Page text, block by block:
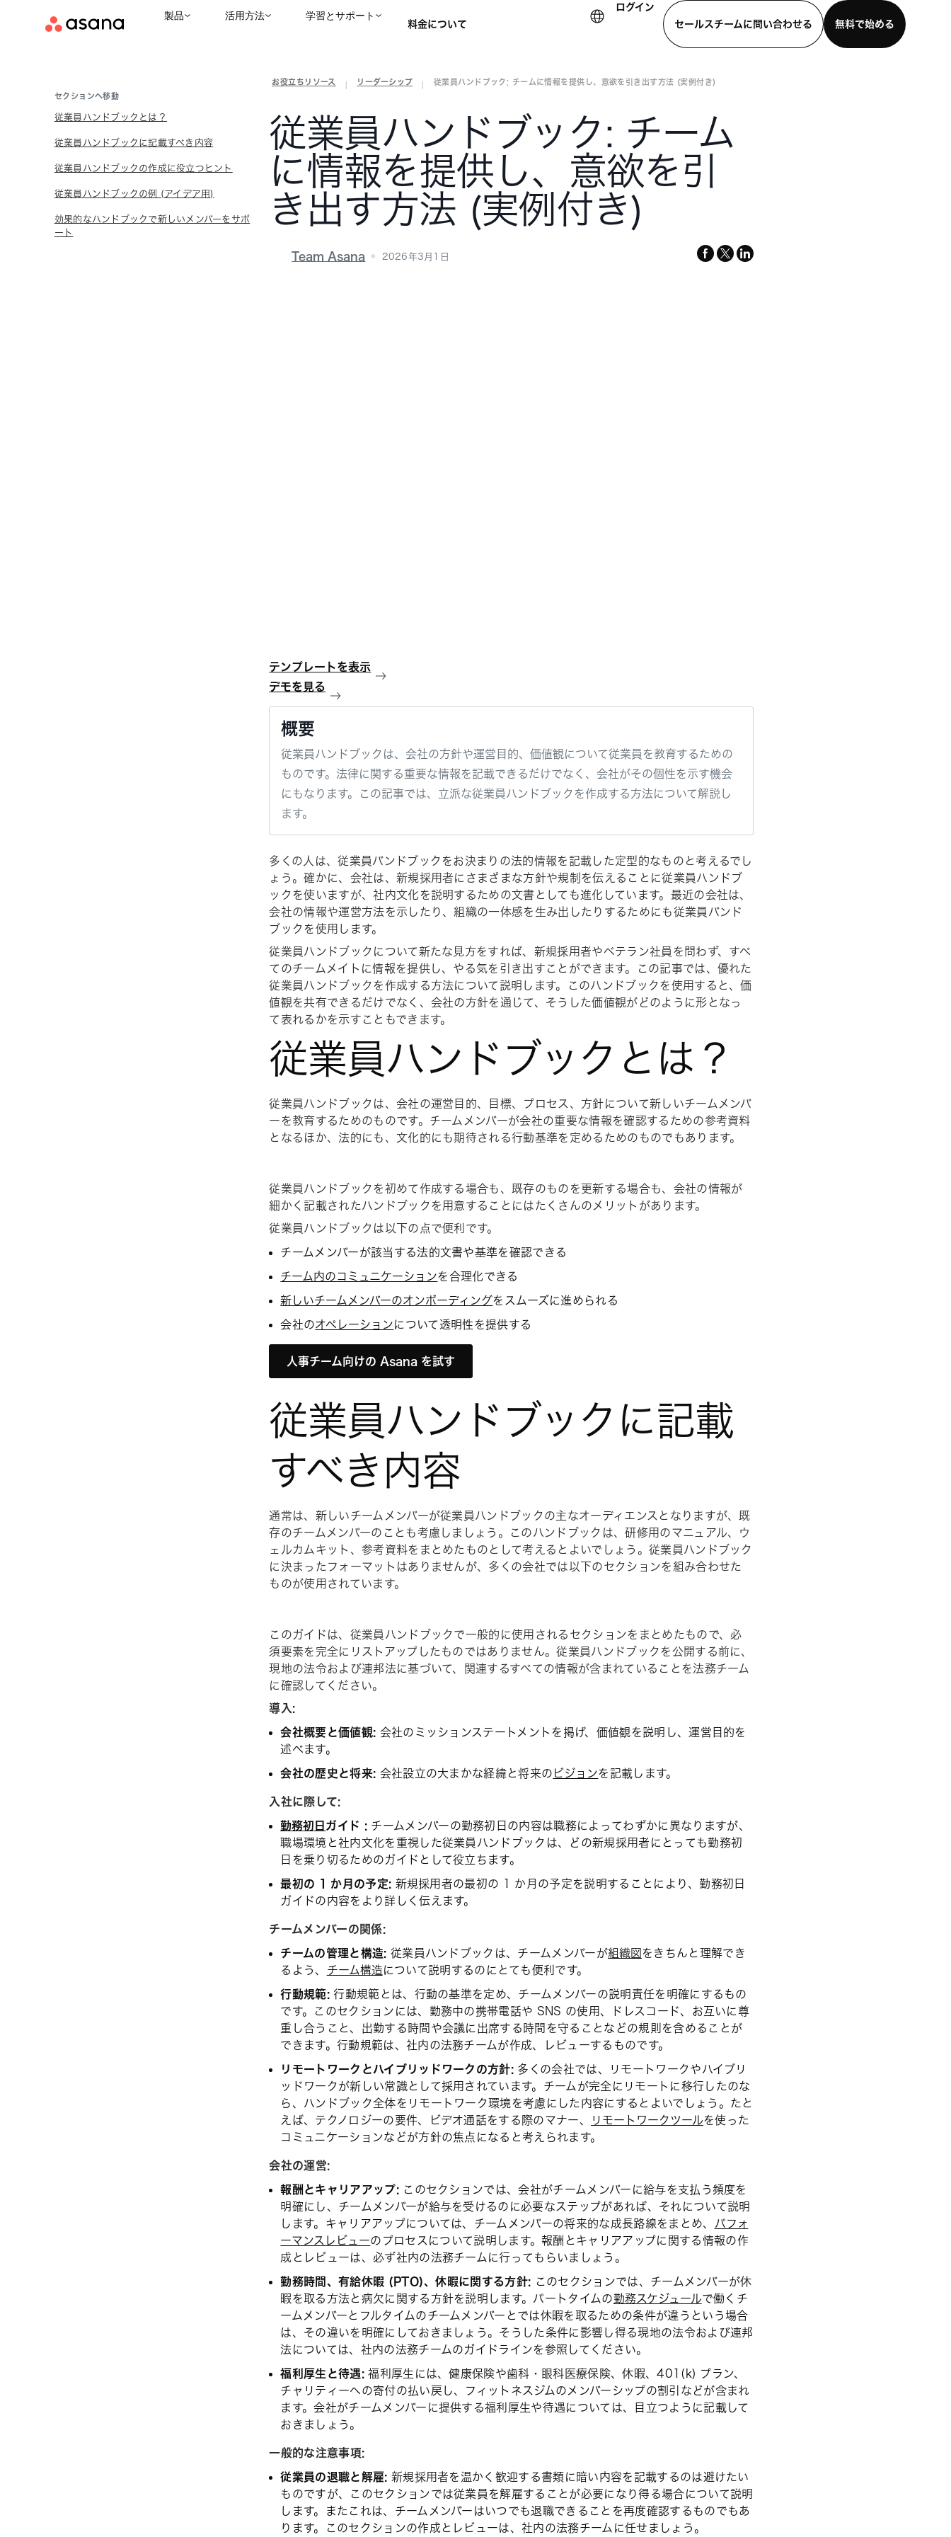
製品 活用方法 学習とサポート
料金について
ログイン
セールスチームに問い合わせる
無料で始める
セールスチームに問い合わせる デモを見る
お役立ちリソース リーダーシップ 従業員ハンドブック: チームに情報を提供し、意欲を引き出す方法 (実例付き)
従業員ハンドブック: チーム
に情報を提供し、意欲を引
き出す方法 (実例付き)
Team Asana 2026年3月1日 facebook
x-
linkedin
セクションへ移動
従業員ハンドブックとは？
従業員ハンドブックに記載すべき内容
従業員ハンドブックの作成に役立つヒント
従業員ハンドブックの例 (アイデア用)
効果的なハンドブックで新しいメンバーをサポ
ート
テンプレートを表示
デモを見る
概要
従業員ハンドブックは、会社の方針や運営目的、価値観について従業員を教育するための
ものです。法律に関する重要な情報を記載できるだけでなく、会社がその個性を示す機会
にもなります。この記事では、立派な従業員ハンドブックを作成する方法について解説し
ます。
多くの人は、従業員バンドブックをお決まりの法的情報を記載した定型的なものと考えるでし
ょう。確かに、会社は、新規採用者にさまざまな方針や規制を伝えることに従業員ハンドブ
ックを使いますが、社内文化を説明するための文書としても進化しています。最近の会社は、
会社の情報や運営方法を示したり、組織の一体感を生み出したりするためにも従業員バンド
ブックを使用します。
従業員ハンドブックについて新たな見方をすれば、新規採用者やベテラン社員を問わず、すべ
てのチームメイトに情報を提供し、やる気を引き出すことができます。この記事では、優れた
従業員ハンドブックを作成する方法について説明します。このハンドブックを使用すると、価
値観を共有できるだけでなく、会社の方針を通じて、そうした価値観がどのように形となっ
て表れるかを示すこともできます。
従業員ハンドブックとは？
従業員ハンドブックは、会社の運営目的、目標、プロセス、方針について新しいチームメンバ
ーを教育するためのものです。チームメンバーが会社の重要な情報を確認するための参考資料
となるほか、法的にも、文化的にも期待される行動基準を定めるためのものでもあります。
従業員ハンドブックを初めて作成する場合も、既存のものを更新する場合も、会社の情報が
細かく記載されたハンドブックを用意することにはたくさんのメリットがあります。
従業員ハンドブックは以下の点で便利です。
チームメンバーが該当する法的文書や基準を確認できる
チーム内のコミュニケーションを合理化できる
新しいチームメンバーのオンボーディングをスムーズに進められる
会社のオペレーションについて透明性を提供する
人事チーム向けの Asana を試す
従業員ハンドブックに記載
すべき内容
通常は、新しいチームメンバーが従業員ハンドブックの主なオーディエンスとなりますが、既
存のチームメンバーのことも考慮しましょう。このハンドブックは、研修用のマニュアル、ウ
ェルカムキット、参考資料をまとめたものとして考えるとよいでしょう。従業員ハンドブック
に決まったフォーマットはありませんが、多くの会社では以下のセクションを組み合わせた
ものが使用されています。
このガイドは、従業員ハンドブックで一般的に使用されるセクションをまとめたもので、必
須要素を完全にリストアップしたものではありません。従業員ハンドブックを公開する前に、
現地の法令および連邦法に基づいて、関連するすべての情報が含まれていることを法務チーム
に確認してください。
導入:
会社概要と価値観: 会社のミッションステートメントを掲げ、価値観を説明し、運営目的を
述べます。
会社の歴史と将来: 会社設立の大まかな経緯と将来の ビジョンを記載します。
入社に際して:
勤務初日 ガイド : チームメンバーの勤務初日の内容は職務によってわずかに異なりますが、
職場環境と社内文化を重視した従業員ハンドブックは、どの新規採用者にとっても勤務初
日を乗り切るためのガイドとして役立ちます。
最初の 1 か月の予定: 新規採用者の最初の 1 か月の予定を説明することにより、勤務初日
ガイドの内容をより詳しく伝えます。
チームメンバーの関係:
チームの管理と構造: 従業員ハンドブックは、チームメンバーが組織図 をきちんと理解でき
るよう、 チーム構造について説明するのにとても便利です。
行動規範: 行動規範とは、行動の基準を定め、チームメンバーの説明責任を明確にするもの
です。このセクションには、勤務中の携帯電話や SNS の使用、ドレスコード、お互いに尊
重し合うこと、出勤する時間や会議に出席する時間を守ることなどの規則を含めることが
できます。行動規範は、社内の法務チームが作成、レビューするものです。
リモートワークとハイブリッドワークの方針: 多くの会社では、リモートワークやハイブリ
ッドワークが新しい常識として採用されています。チームが完全にリモートに移行したのな
ら、ハンドブック全体をリモートワーク環境を考慮にした内容にするとよいでしょう。たと
えば、テクノロジーの要件、ビデオ通話をする際のマナー、
リモートワークツールを使った
コミュニケーションなどが方針の焦点になると考えられます。
会社の運営:
報酬とキャリアアップ: このセクションでは、会社がチームメンバーに給与を支払う頻度を
明確にし、チームメンバーが給与を受けるのに必要なステップがあれば、それについて説明
します。キャリアアップについては、チームメンバーの将来的な成長路線をまとめ、 パフォ
ーマンスレビューのプロセスについて説明します。報酬とキャリアアップに関する情報の作
成とレビューは、必ず社内の法務チームに行ってもらいましょう。
勤務時間、有給休暇 (PTO)、休暇に関する方針: このセクションでは、チームメンバーが休
暇を取る方法と病欠に関する方針を説明します。パートタイムの勤務スケジュールで働くチ
ームメンバーとフルタイムのチームメンバーとでは休暇を取るための条件が違うという場合
は、その違いを明確にしておきましょう。そうした条件に影響し得る現地の法令および連邦
法については、社内の法務チームのガイドラインを参照してください。
福利厚生と待遇:福利厚生には、健康保険や歯科・眼科医療保険、休暇、401(k) プラン、
チャリティーへの寄付の払い戻し、フィットネスジムのメンバーシップの割引などが含まれ
ます。会社がチームメンバーに提供する福利厚生や待遇については、目立つように記載して
おきましょう。
一般的な注意事項:
従業員の退職と解雇: 新規採用者を温かく歓迎する書類に暗い内容を記載するのは避けたい
ものですが、このセクションでは従業員を解雇することが必要になり得る場合について説明
します。またこれは、チームメンバーはいつでも退職できることを再度確認するものでもあ
ります。このセクションの作成とレビューは、社内の法務チームに任せましょう。